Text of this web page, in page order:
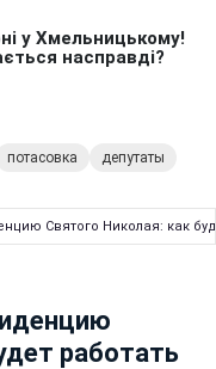
потасовка депутаты
Святого Николая: как
работать